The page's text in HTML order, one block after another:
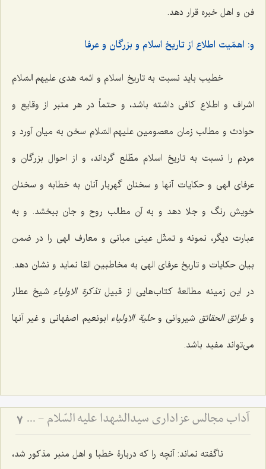
فن و اهل خبره قرار دهد.
و: اهمّیت اطلاع از تاریخ اسلام و بزرگان و عرفا
خطیب باید نسبت به تاریخ اسلام و ائمه هدی علیهم السّلام
اشراف و اطلاع کافی داشته باشد، و حتماً در هر منبر از وقایع و
حوادث و مطالب زمان معصومین علیهم السّلام سخن به میان آورد و
مردم را نسبت به تاریخ اسلام مطّلع گرداند، و از احوال بزرگان و
عرفای الهی و حکایات آنها و سخنان گهربار آنان به خطابه و سخنان
خویش رنگ و جلا دهد و به آن مطالب روح و جان ببخشد. و به
عبارت دیگر، نمونه و تمثّل عینی مبانی و معارف الهی را در ضمن
بیان حکایات و تاریخ عرفای الهی به مخاطبین القا نماید و نشان دهد.
در این زمینه مطالعۀ کتاب‌هایی از قبیلتذکرة الاولیاءشیخ عطار
وطرائق الحقائق شیروانی وحلیة الاولیاءابونعیم اصفهانی و غیر آنها
می‌تواند مفید باشد.
آداب مجالس عزاداری سیدالشهدا علیه السّلام - و دستورات بزرگان راجع به ماه‌های محرم و صفر 7
ناگفته نماند: آنچه را که دربارۀ خطبا و اهل منبر مذکور شد،